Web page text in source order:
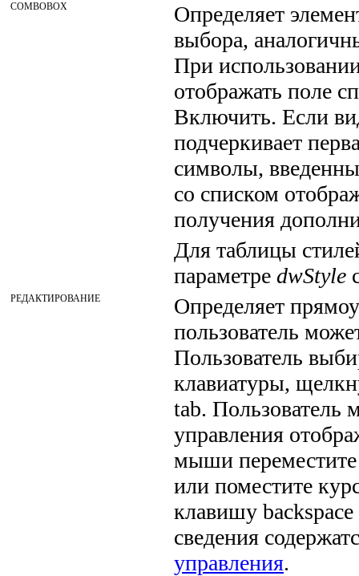
COMBOBOX
Определяет
выбора,
При
отображать поле
Включить. Если
подчеркивает
символы,
со списком
получения
Для таблицы
параметре dwStyle
РЕДАКТИРОВАНИЕ
Определяет
пользователь
Пользователь
клавиатуры,
tab. Пользователь
управления
мыши
или поместите
клавишу
сведения
управления.